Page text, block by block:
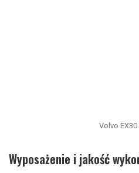
Volvo
Wyposażenie i jakość